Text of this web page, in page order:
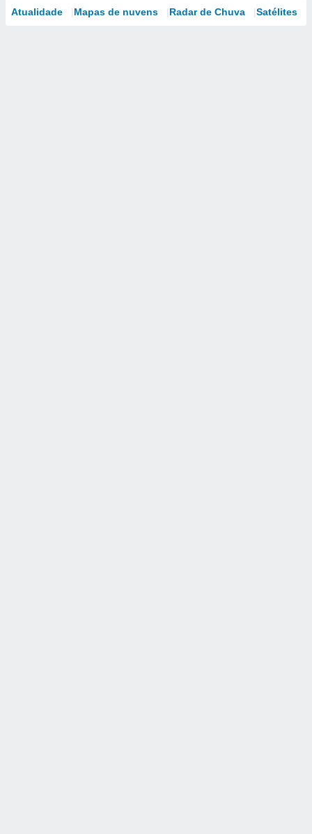
Atualidade Mapas de nuvens Radar de Chuva Satélites